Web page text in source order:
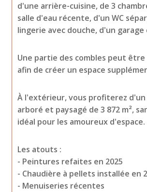
d'une arrière-cuisine, de 3
salle d'eau récente, d'un WC
lingerie avec douche, d'un
Une partie des combles peut être
afin de créer un espace
À l'extérieur, vous profiterez
arboré et paysagé de 3 872 m²,
idéal pour les amoureux d'espace.
Les atouts :
- Peintures refaites en 2025
- Chaudière à pellets installée en
- Menuiseries récentes